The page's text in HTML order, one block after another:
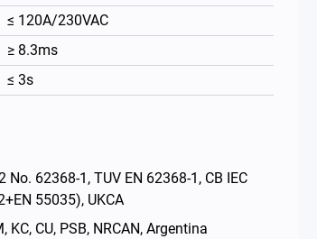
≤ 120A/230VAC
≥ 8.3ms
≤ 3s
62368-1, TUV EN 62368-1, CB IEC
55035), UKCA
KC, CU, PSB, NRCAN, Argentina